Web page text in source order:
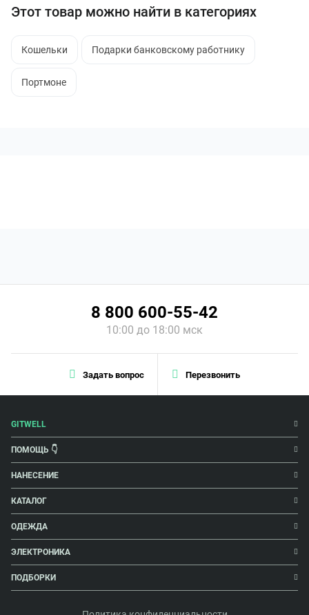
Этот товар можно найти в категориях
Кошельки Подарки банковскому работнику
Портмоне
Задать вопрос Перезвонить
8 800 600-55-42
10:00 до 18:00 мск
GITWELL
ПОМОЩЬ 👇
НАНЕСЕНИЕ
КАТАЛОГ
ОДЕЖДА
ЭЛЕКТРОНИКА
ПОДБОРКИ